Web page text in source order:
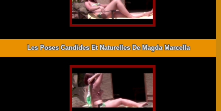
Les Poses Candides Et Naturelles De Magda Marcella